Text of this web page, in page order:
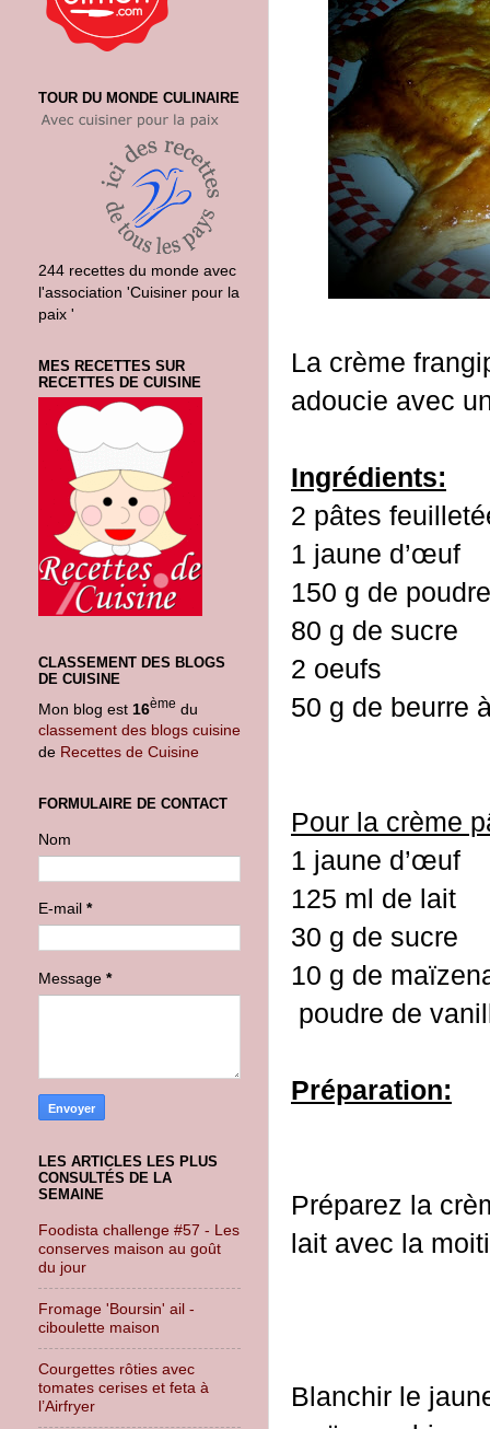
La crème
adoucie avec
Ingrédients:
2 pâtes
1 jaune d’œuf
150 g de
80 g de sucre
2 oeufs
50 g de beurre
Pour la crème
1 jaune d’œuf
125 ml de lait
30 g de sucre
10 g de
poudre de
Préparation:
Préparez la
lait avec la
Blanchir le
TOUR DU MONDE CULINAIRE
244 recettes du monde avec
l'association 'Cuisiner pour la
paix '
MES RECETTES SUR
RECETTES DE CUISINE
CLASSEMENT DES BLOGS
DE CUISINE
Mon blog est 16ème du
classement des blogs cuisine
de Recettes de Cuisine
FORMULAIRE DE CONTACT
Nom
E-mail *
Message *
LES ARTICLES LES PLUS
CONSULTÉS DE LA
SEMAINE
Foodista challenge #57 - Les
conserves maison au goût
du jour
Fromage 'Boursin' ail -
ciboulette maison
Courgettes rôties avec
tomates cerises et feta à
l’Airfryer